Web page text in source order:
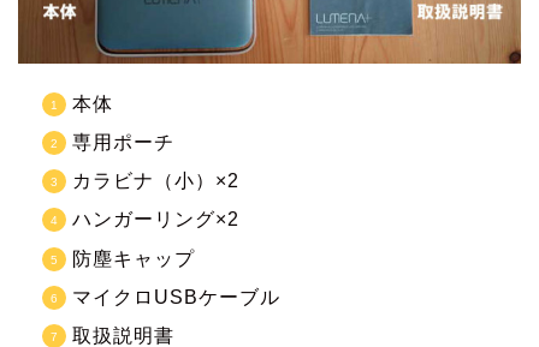
本体
専用ポーチ
カラビナ（小）×2
ハンガーリング×2
防塵キャップ
マイクロUSBケーブル
取扱説明書